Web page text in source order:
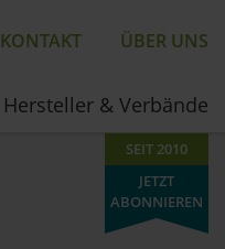
KONTAKT ÜBER UNS
Hersteller & Verbände
SEIT 2010
JETZT
ABONNIEREN